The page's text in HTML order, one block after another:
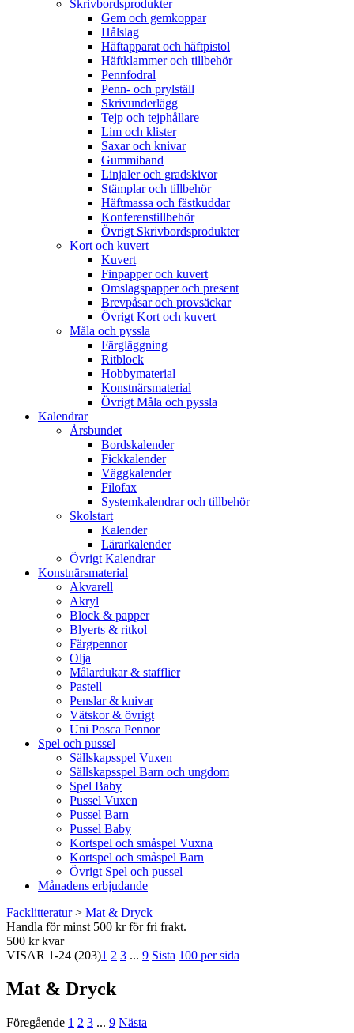
Skrivbordsprodukter
Gem och gemkoppar
Hålslag
Häftapparat och häftpistol
Häftklammer och tillbehör
Pennfodral
Penn- och prylställ
Skrivunderlägg
Tejp och tejphållare
Lim och klister
Saxar och knivar
Gummiband
Linjaler och gradskivor
Stämplar och tillbehör
Häftmassa och fästkuddar
Konferenstillbehör
Övrigt Skrivbordsprodukter
Kort och kuvert
Kuvert
Finpapper och kuvert
Omslagspapper och present
Brevpåsar och provsäckar
Övrigt Kort och kuvert
Måla och pyssla
Färgläggning
Ritblock
Hobbymaterial
Konstnärsmaterial
Övrigt Måla och pyssla
Kalendrar
Årsbundet
Bordskalender
Fickkalender
Väggkalender
Filofax
Systemkalendrar och tillbehör
Skolstart
Kalender
Lärarkalender
Övrigt Kalendrar
Konstnärsmaterial
Akvarell
Akryl
Block & papper
Blyerts & ritkol
Färgpennor
Olja
Målardukar & stafflier
Pastell
Penslar & knivar
Vätskor & övrigt
Uni Posca Pennor
Spel och pussel
Sällskapsspel Vuxen
Sällskapsspel Barn och ungdom
Spel Baby
Pussel Vuxen
Pussel Barn
Pussel Baby
Kortspel och småspel Vuxna
Kortspel och småspel Barn
Övrigt Spel och pussel
Månadens erbjudande
Facklitteratur> Mat & Dryck
Handla för minst 500 kr för fri frakt.
500 kr kvar
VISAR 1-24 (203)1 2 3 ... 9 Sista 100 per sida
Mat & Dryck
Föregående 1 2 3 ... 9 Nästa